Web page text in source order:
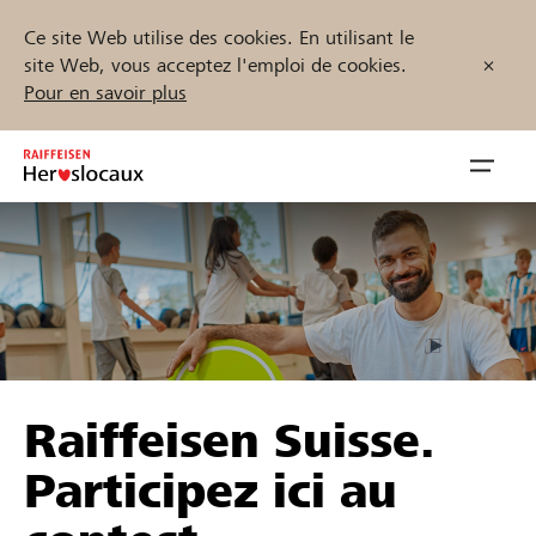
Ce site Web utilise des cookies. En utilisant le
site Web, vous acceptez l'emploi de cookies.
Pour en savoir plus
Inhalt
springen
öffnen
Parrainer
Soutien & assistance
Trouvez des projets et des organisations
Démarrez maintenant
Raiffeisen Suisse.
Participez ici au